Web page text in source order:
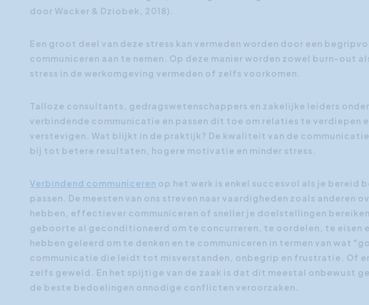
door Wacker & Dziobek, 2018).
Een groot deel van deze stress kan vermeden worden door een
communiceren aan te nemen. Op deze manier worden zowel burn-out
stress in de werkomgeving vermeden of zelfs voorkomen.
Talloze consultants, gedragswetenschappers en zakelijke leiders
verbindende communicatie en passen dit toe om relaties te verdiepen
verstevigen. Wat blijkt in de praktijk? De kwaliteit van de
bij tot betere resultaten, hogere motivatie en minder stress.
Verbindend communiceren op het werk is enkel succesvol als je bereid
passen. De meesten van ons streven naar vaardigheden zoals anderen
hebben, effectiever communiceren of sneller je doelstellingen
geboorte al geconditioneerd om te concurreren, te oordelen, te eisen
hebben geleerd om te denken en te communiceren in termen van wat
communicatie die leidt tot misverstanden, onbegrip en frustratie. Of
zelfs geweld. En het spijtige van de zaak is dat dit meestal onbewust
de beste bedoelingen onnodige conflicten veroorzaken.